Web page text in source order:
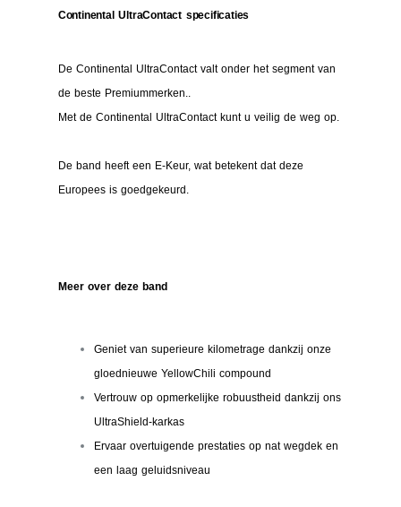
Continental UltraContact specificaties
De Continental UltraContact valt onder het segment van
de beste Premiummerken..
Met de Continental UltraContact kunt u veilig de weg op.
De band heeft een E-Keur, wat betekent dat deze
Europees is goedgekeurd.
Meer over deze band
Geniet van superieure kilometrage dankzij onze
gloednieuwe YellowChili compound
Vertrouw op opmerkelijke robuustheid dankzij ons
UltraShield-karkas
Ervaar overtuigende prestaties op nat wegdek en
een laag geluidsniveau